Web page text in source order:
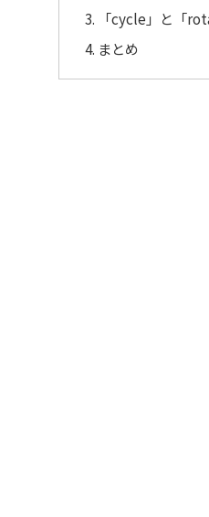
「cycle」と「
まとめ